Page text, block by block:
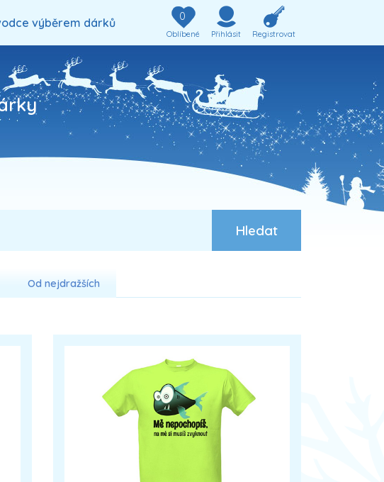
výběrem dárků 0
Oblíbené Přihlásit Registrovat
Od nejdražších